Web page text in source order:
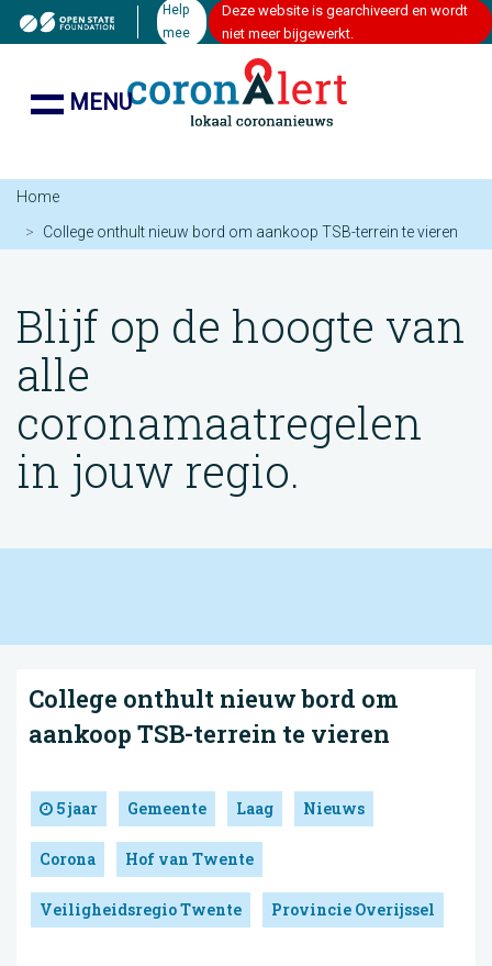
Help
mee
Deze website is gearchiveerd en wordt
niet meer bijgewerkt.
MENU
Home
College onthult nieuw bord om aankoop TSB-terrein te vieren
Blijf op de hoogte van
alle
coronamaatregelen
in jouw regio.
College onthult nieuw bord om
aankoop TSB-terrein te vieren
5 jaar Gemeente Laag Nieuws
Corona Hof van Twente
Veiligheidsregio Twente Provincie Overijssel